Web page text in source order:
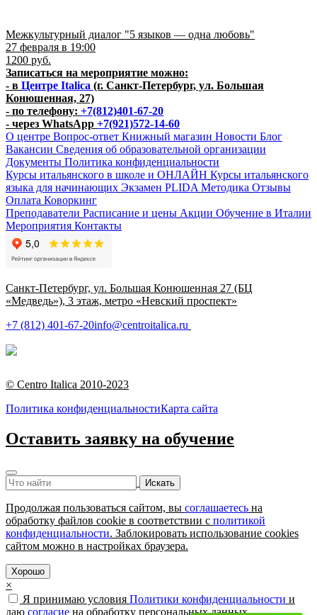
Межкультурный диалог "5 языков — одна любовь"
27 февраля в 19:00
1200 руб.
Записаться на мероприятие можно:
- в Центре Italica (г. Санкт-Петербург, ул. Большая
Конюшенная, 27)
- по телефону: +7(812)401-67-20
- через WhatsApp +7(921)572-14-60
О центре Вопрос-ответ Книжный магазин Новости Блог
Вакансии Сведения об образовательной организации
Документы Политика конфиденциальности
Курсы итальянского в школе и ОНЛАЙН Курсы итальянского
языка для начинающих Экзамен PLIDA Методика Отзывы
Оплата Коворкинг
Преподаватели Расписание и цены Акции Обучение в Италии
Мероприятия Контакты
Санкт-Петербург, ул. Большая Конюшенная 27 (БЦ
«Медведь»), 3 этаж, метро «Невский проспект»
+7 (812) 401-67-20info@centroitalica.ru
© Centro Italica 2010-2023
Политика конфиденциальностиКарта сайта
Оставить заявку на обучение
Продолжая пользоваться сайтом, вы соглашаетесь на
обработку файлов cookie в соответствии с политикой
конфиденциальности. Заблокировать использование cookies
сайтом можно в настройках браузера.
Хорошо
×
Я принимаю условия Политики конфиденциальности и
даю согласие на обработку персональных данных.